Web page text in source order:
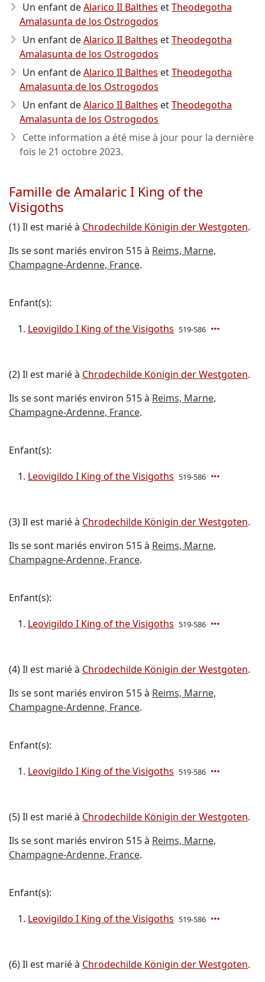
Un enfant deAlarico II Balthes etTheodegotha
Amalasunta de los Ostrogodos
Un enfant deAlarico II Balthes etTheodegotha
Amalasunta de los Ostrogodos
Un enfant deAlarico II Balthes etTheodegotha
Amalasunta de los Ostrogodos
Un enfant deAlarico II Balthes etTheodegotha
Amalasunta de los Ostrogodos
Cette information a été mise à jour pour la dernière
fois le21 octobre 2023.
Famille de Amalaric I King of the
Visigoths
(1) Il est marié à Chrodechilde Königin der Westgoten.
Ils se sont mariés environ 515 à Reims, Marne,
Champagne-Ardenne, France.
Enfant(s):
Leovigildo I King of the Visigoths 519-586
(2) Il est marié à Chrodechilde Königin der Westgoten.
Ils se sont mariés environ 515 à Reims, Marne,
Champagne-Ardenne, France.
Enfant(s):
Leovigildo I King of the Visigoths 519-586
(3) Il est marié à Chrodechilde Königin der Westgoten.
Ils se sont mariés environ 515 à Reims, Marne,
Champagne-Ardenne, France.
Enfant(s):
Leovigildo I King of the Visigoths 519-586
(4) Il est marié à Chrodechilde Königin der Westgoten.
Ils se sont mariés environ 515 à Reims, Marne,
Champagne-Ardenne, France.
Enfant(s):
Leovigildo I King of the Visigoths 519-586
(5) Il est marié à Chrodechilde Königin der Westgoten.
Ils se sont mariés environ 515 à Reims, Marne,
Champagne-Ardenne, France.
Enfant(s):
Leovigildo I King of the Visigoths 519-586
(6) Il est marié à Chrodechilde Königin der Westgoten.